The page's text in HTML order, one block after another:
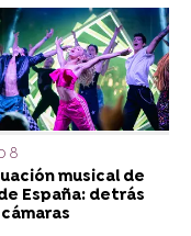
8
musical de
España: detrás